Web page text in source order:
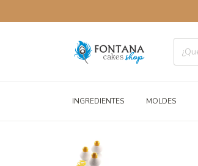
INGREDIENTES MOLDES